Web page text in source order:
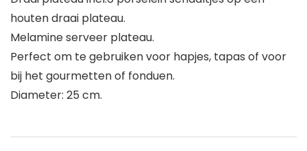
houten draai plateau.
Melamine serveer plateau.
Perfect om te gebruiken voor hapjes, tapas of voor
bij het gourmetten of fonduen.
Diameter: 25 cm.